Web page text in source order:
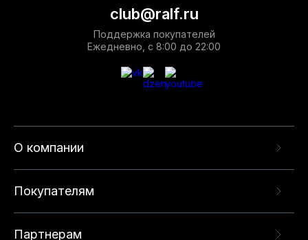
О компании
Покупателям
Партнерам
club@ralf.ru
Поддержка покупателей
Ежедневно, с 8:00 до 22:00